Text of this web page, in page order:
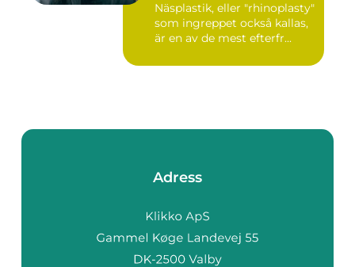
Näsplastik, eller "rhinoplasty"
som ingreppet också kallas,
är en av de mest efterfr...
Adress